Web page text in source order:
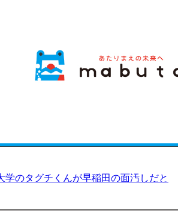
学のタグチくんが早稲田の面汚しだと